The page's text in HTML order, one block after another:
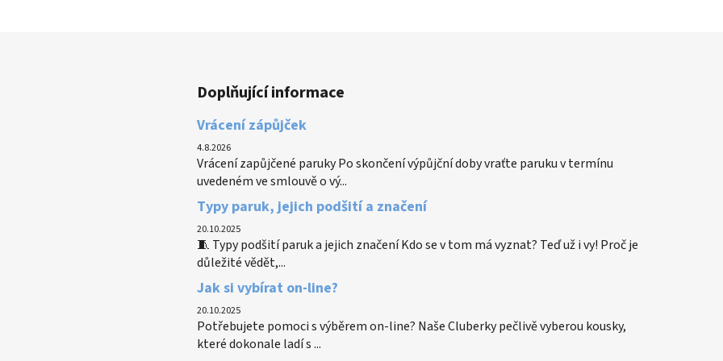
Doplňující informace
Vrácení zápůjček
4.8.2026
Vrácení zapůjčené paruky Po skončení výpůjční doby vraťte paruku v termínu
uvedeném ve smlouvě o vý...
Typy paruk, jejich podšití a značení
20.10.2025
🧵 Typy podšití paruk a jejich značení Kdo se v tom má vyznat? Teď už i vy! Proč je
důležité vědět,...
Jak si vybírat on-line?
20.10.2025
Potřebujete pomoci s výběrem on-line? Naše Cluberky pečlivě vyberou kousky,
které dokonale ladí s ...